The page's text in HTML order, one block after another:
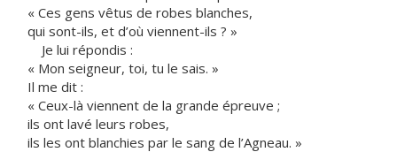
« Ces gens vêtus de robes blanches,
qui sont-ils, et d’où viennent-ils ? »
Je lui répondis :
« Mon seigneur, toi, tu le sais. »
Il me dit :
« Ceux-là viennent de la grande épreuve ;
ils ont lavé leurs robes,
ils les ont blanchies par le sang de l’Agneau. »